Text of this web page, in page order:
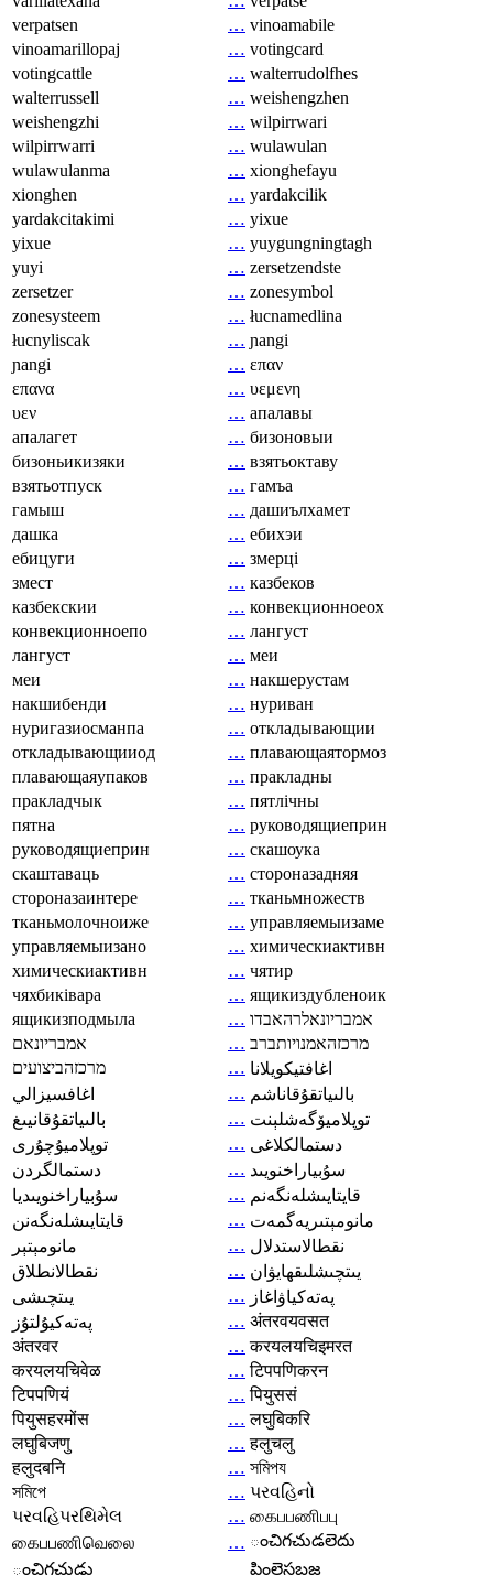
verpatsen
… vinoamabile
vinoamarillopaj
… votingcard
votingcattle
… walterrudolfhes
walterrussell
… weishengzhen
weishengzhi
… wilpirrwari
wilpirrwarri
… wulawulan
wulawulanma
… xionghefayu
xionghen
… yardakcilik
yardakcitakimi
… yixue
yixue
… yuygungningtagh
yuyi
… zersetzendste
zersetzer
… zonesymbol
zonesysteem
… łucnamedlina
łucnyliscak
… ɲangi
ɲangi
… επαν
επανα
… υεμενη
υεν
… апалавы
апалагет
… бизоновыи
бизоньикизяки
… взятьоктаву
взятьотпуск
… гамъа
гамыш
… дашиълхамет
дашка
… ебихэи
ебицуги
… змерці
змест
… казбеков
казбекскии
… конвекционноеох
конвекционноепо
… лангуст
лангуст
… меи
меи
… накшерустам
накшибенди
… нуриван
нуригазиосманпа
… откладывающии
откладывающииод
… плавающаятормоз
плавающаяупаков
… пракладны
пракладчык
… пятлічны
пятна
… руководящиеприн
руководящиеприн
… скашоука
скаштаваць
… стороназадняя
стороназаинтере
… тканьмножеств
тканьмолочноиже
… управляемыизаме
управляемыизано
… химическиактивн
химическиактивн
… чятир
чяхбиківара
… ящикиздубленоик
ящикизподмыла
… אמבריונאלרהאבדו
אמבריונאם
… מרכזהאמנויותברב
מרכזהביצועים
… اغافتيكويلانا
اغافسيزالي
… بالىياتقۇقاناشم
بالىياتقۇقانيىغ
… توپلاميۆگەشلېنت
توپلاميۇچۇرى
… دستمالکلاغی
دستمالگردن
… سۇبياراخنويىد
سۇبياراخنويىديا
… قايتايىشلەنگەنم
قايتايىشلەنگەنن
… مانومېتىريەگمەت
مانومېتېر
… نقطالاستدلال
نقطالانطلاق
… يىتچىشلىقھايۋان
يىتچىشى
… پەتەكياۋاغاز
پەتەكيۇلتۇز
… अंतरवयवसत
अंतरवर
… करयलयचिइमरत
करयलयचिवेळ
… टिपपणिकरन
टिपपणियं
… पियुससं
पियुसहरमोंस
… लघुबिकरि
लघुबिजणु
… हलुचलु
हलुदबनि
… সমিপয
সমিপে
… પરવહિનો
પરવહિપરથિમેલ
… கைபபணிபபு
கைபபணிவெலை
… ంచిగచుడలెదు
ంచిగచుడు
… పింలెసబజ